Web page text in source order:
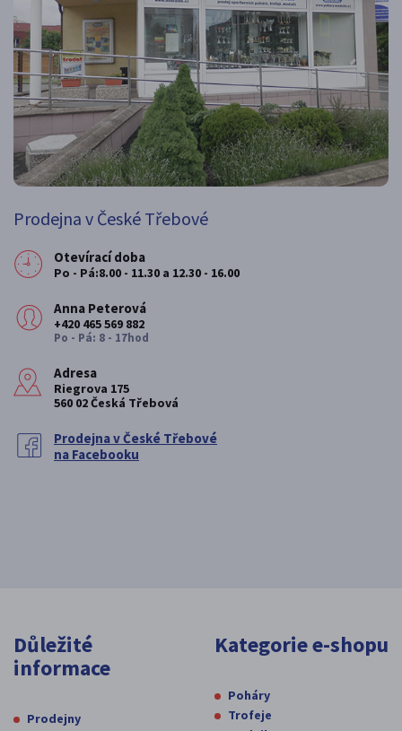
Prodejna v České Třebové
Otevírací doba
Po - Pá:8.00 - 11.30 a 12.30 - 16.00
Anna Peterová
+420 465 569 882
Po - Pá: 8 - 17hod
Adresa
Riegrova 175
560 02 Česká Třebová
Prodejna v České Třebové
na Facebooku
Důležité
informace
Prodejny
Kategorie e-shopu
Poháry
Trofeje